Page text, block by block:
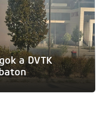
a DVTK